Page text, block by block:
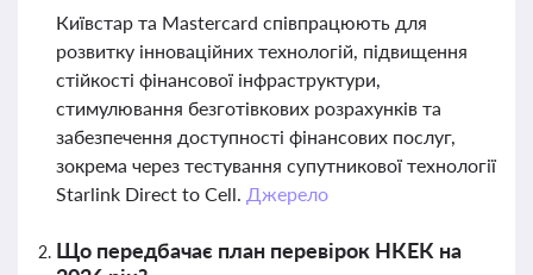
Київстар та Mastercard співпрацюють для
розвитку інноваційних технологій, підвищення
стійкості фінансової інфраструктури,
стимулювання безготівкових розрахунків та
забезпечення доступності фінансових послуг,
зокрема через тестування супутникової технології
Starlink Direct to Cell. Джерело
Що передбачає план перевірок НКЕК на